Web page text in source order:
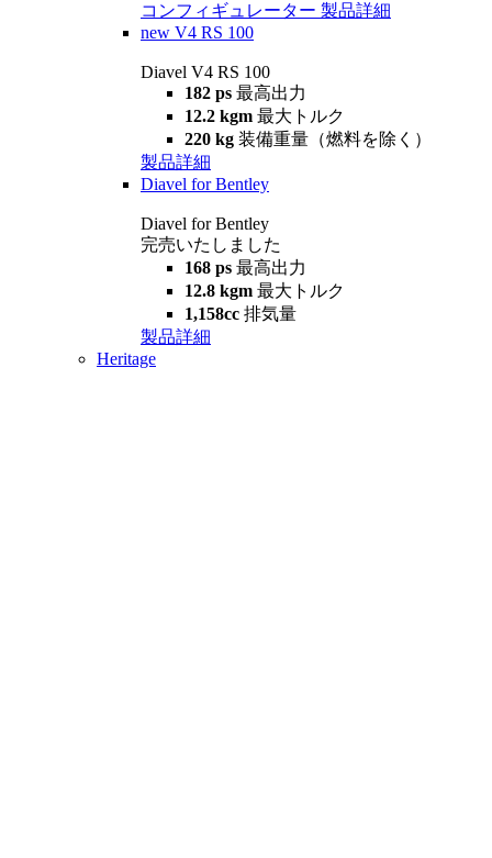
コンフィギュレーター 製品詳細
new V4 RS 100
Diavel V4 RS 100
182 ps 最高出力
12.2 kgm 最大トルク
220 kg 装備重量（燃料を除く）
製品詳細
Diavel for Bentley
Diavel for Bentley
完売いたしました
168 ps 最高出力
12.8 kgm 最大トルク
1,158cc 排気量
製品詳細
Heritage